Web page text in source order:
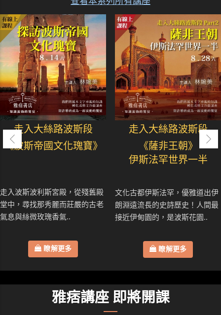
走入大絲路波斯段
《波斯帝國文化瑰寶》
走入波斯波利斯宮殿，從殘舊殿
堂中，尋找那秀麗而莊嚴的古老
氣息與絲微玫瑰香氣..
瞭解更多
走入大絲路波斯段
《薩非王朝》
伊斯法罕世界一半
文化古都伊斯法罕，優雅道出伊
朗淵遠流長的史詩歷史！人間最
接近伊甸園的，是波斯花園..
瞭解更多
雅痞講座 即將開課